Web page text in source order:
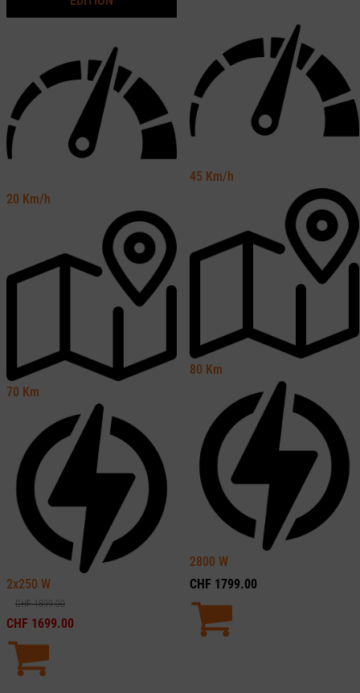
20 Km/h
70 Km
2x250 W
CHF1899.00
CHF 1699.00
45 Km/h
80 Km
2800 W
CHF 1799.00